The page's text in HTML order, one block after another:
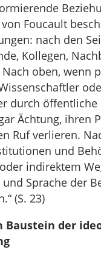
Foucault
nach den
Kollegen,
oben, wenn
durch öffentliche
Ächtung, ihren
Ruf verlieren.
und
indirektem
Sprache der
(S. 23)
Baustein der